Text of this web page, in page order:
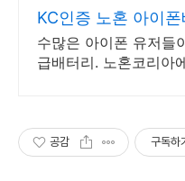
KC인증 노혼 아이폰
품질 하이엔드 배터
수많은 아이폰 유저들
급배터리. 노혼코리아
공감 구독하